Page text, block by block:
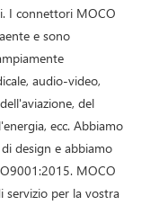
I connettori MOCO
e sono
audio-video,
del
ecc. Abbiamo
design e abbiamo
MOCO
servizio per la vostra